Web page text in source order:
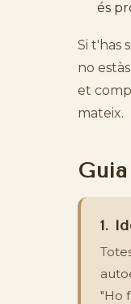
és
Si t'has
no
et
mateix.
1.
"Ho